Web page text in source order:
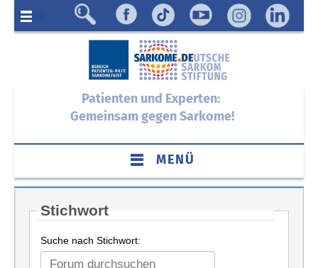
Menü
Patienten und Experten:
Gemeinsam gegen Sarkome!
MENÜ
Stichwort
Suche nach Stichwort: